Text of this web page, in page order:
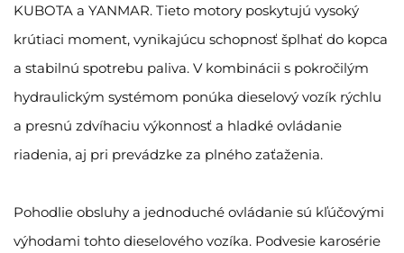
KUBOTA a YANMAR. Tieto motory poskytujú vysoký
krútiaci moment, vynikajúcu schopnosť šplhať do kopca
a stabilnú spotrebu paliva. V kombinácii s pokročilým
hydraulickým systémom ponúka dieselový vozík rýchlu
a presnú zdvíhaciu výkonnosť a hladké ovládanie
riadenia, aj pri prevádzke za plného zaťaženia.
Pohodlie obsluhy a jednoduché ovládanie sú kľúčovými
výhodami tohto dieselového vozíka. Podvesie karosérie